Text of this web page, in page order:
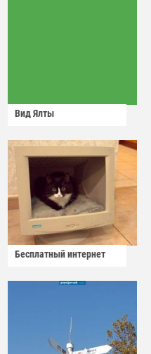
Вид Ялты
Бесплатный интернет